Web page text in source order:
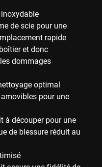
de scie pour une
rapide
et donc
dommages
optimal
pour une
à découper pour une
de blessure réduit au